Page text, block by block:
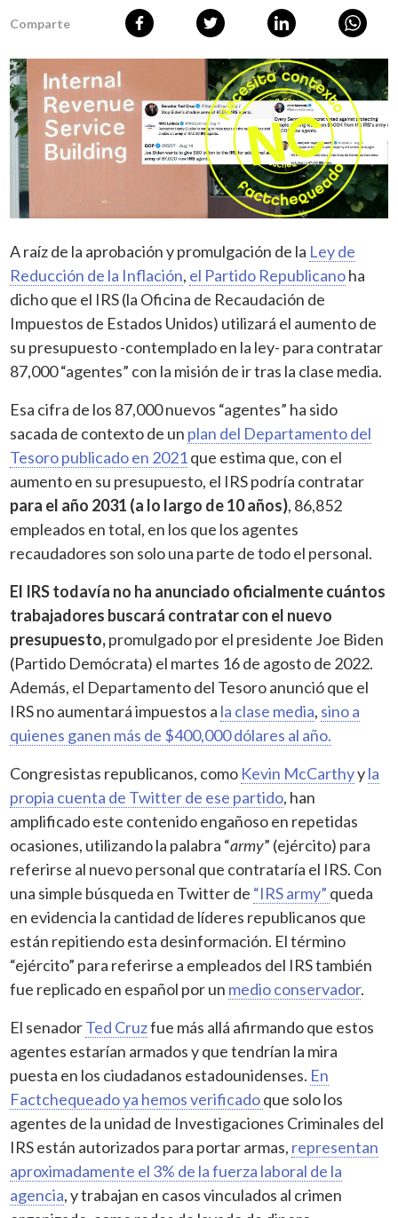
Comparte
A raíz de la aprobación y promulgación de la Ley de
Reducción de la Inflación, el Partido Republicanoha
dicho que el IRS (la Oficina de Recaudación de
Impuestos de Estados Unidos) utilizará el aumento de
su presupuesto -contemplado en la ley- para contratar
87,000 “agentes” con la misión de ir tras la clase media.
Esa cifra de los 87,000 nuevos “agentes” ha sido
sacada de contexto de un plan del Departamento del
Tesoro publicado en 2021que estima que, con el
aumento en su presupuesto, el IRS podría contratar
para el año 2031 (a lo largo de 10 años), 86,852
empleados en total, en los que los agentes
recaudadores son solo una parte de todo el personal.
El IRS todavía no ha anunciado oficialmente cuántos
trabajadores buscará contratar con el nuevo
presupuesto,promulgado por el presidente Joe Biden
(Partido Demócrata) el martes 16 de agosto de 2022.
Además, el Departamento del Tesoro anunció que el
IRS no aumentará impuestos a la clase media, sino a
quienes ganen más de $400,000 dólares al año.
Congresistas republicanos, como Kevin McCarthyyla
propia cuenta de Twitter de ese partido, han
amplificado este contenido engañoso en repetidas
ocasiones, utilizando la palabra “army” (ejército) para
referirse al nuevo personal que contrataría el IRS. Con
una simple búsqueda en Twitter de “IRS army” queda
en evidencia la cantidad de líderes republicanos que
están repitiendo esta desinformación. El término
“ejército” para referirse a empleados del IRS también
fue replicado en español por un medio conservador.
El senadorTed Cruzfue más allá afirmando que estos
agentes estarían armados y que tendrían la mira
puesta en los ciudadanos estadounidenses. En
Factchequeado ya hemos verificadoque solo los
agentes de la unidad de Investigaciones Criminales del
IRS están autorizados para portar armas, representan
aproximadamente el 3% de la fuerza laboral de la
agencia, y trabajan en casos vinculados al crimen